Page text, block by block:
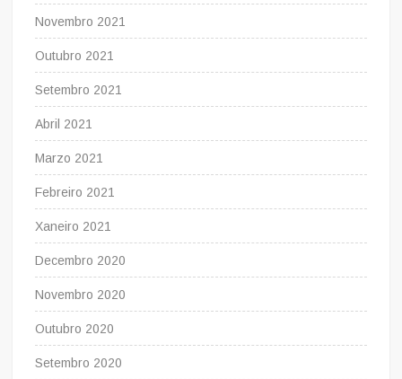
Novembro 2021
Outubro 2021
Setembro 2021
Abril 2021
Marzo 2021
Febreiro 2021
Xaneiro 2021
Decembro 2020
Novembro 2020
Outubro 2020
Setembro 2020